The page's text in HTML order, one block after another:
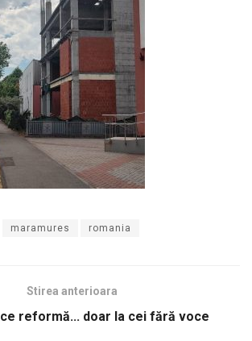
maramures romania
Stirea anterioara
reformă... doar la cei fără voce